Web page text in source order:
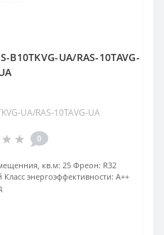
UA/RAS-10TAVG-
UA/RAS-10TAVG-UA
0
кв.м: 25 Фреон: R32
Класс энергоэффективности: A++